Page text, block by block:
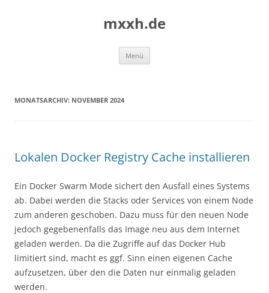
mxxh.de
Menü
MONATSARCHIV: NOVEMBER 2024
Lokalen Docker Registry Cache installieren
Ein Docker Swarm Mode sichert den Ausfall eines Systems
ab. Dabei werden die Stacks oder Services von einem Node
zum anderen geschoben. Dazu muss für den neuen Node
jedoch gegebenenfalls das Image neu aus dem Internet
geladen werden. Da die Zugriffe auf das Docker Hub
limitiert sind, macht es ggf. Sinn einen eigenen Cache
aufzusetzen, über den die Daten nur einmalig geladen
werden.